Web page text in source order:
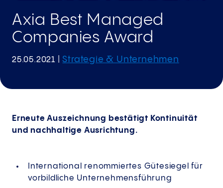
Axia Best Managed
Companies Award
25.05.2021 |Strategie & Unternehmen
Erneute Auszeichnung bestätigt Kontinuität
und nachhaltige Ausrichtung.
International renommiertes Gütesiegel für
vorbildliche Unternehmensführung